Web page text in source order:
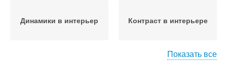
Динамики в интерьер Контраст в интерьере
Показать все